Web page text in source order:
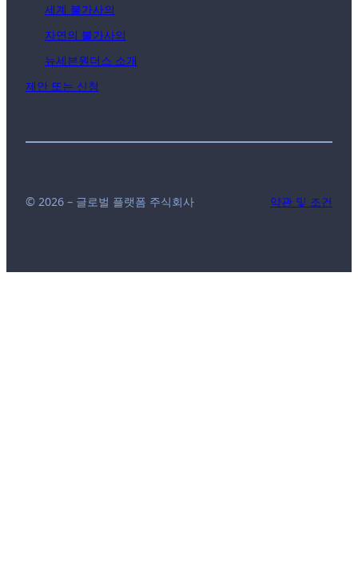
세계 불가사의
자연의 불가사의
뉴세븐원더스 소개
제안 또는 신청
© 2026 – 글로벌 플랫폼 주식회사 약관 및 조건